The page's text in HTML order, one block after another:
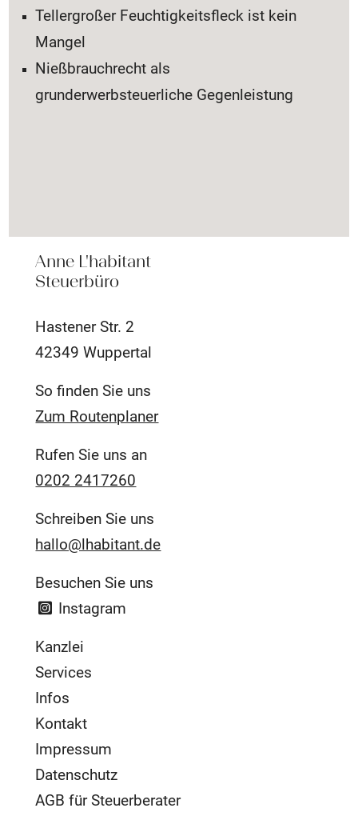
Tellergroßer Feuchtigkeitsfleck ist kein
Mangel
Nießbrauchrecht als
grunderwerbsteuerliche Gegenleistung
Anne L'habitant
Steuerbüro
Hastener Str. 2
42349 Wuppertal
So finden Sie uns
Zum Routenplaner
Rufen Sie uns an
0202 2417260
Schreiben Sie uns
hallo@lhabitant.de
Besuchen Sie uns
Instagram
Kanzlei
Services
Infos
Kontakt
Impressum
Datenschutz
AGB für Steuerberater